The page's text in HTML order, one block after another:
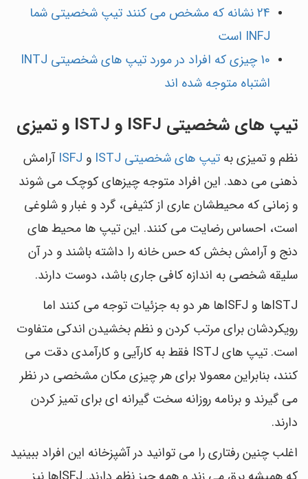
24 نشانه که مشخص می کنند تیپ شخصیتی شما
INFJ است
10 چیزی که افراد در مورد تیپ های شخصیتی INTJ
اشتباه متوجه شده اند
تیپ های شخصیتی ISFJ و ISTJ و تمیزی
نظم و تمیزی به تیپ های شخصیتی ISTJ و ISFJ آرامش
ذهنی می دهد. این افراد متوجه چیزهای کوچک می شوند
و زمانی که محیطشان عاری از کثیفی، گرد و غبار و شلوغی
است، احساس رضایت می کنند. این تیپ ها محیط های
دنج و آرامش بخش که حس خانه را داشته باشند و در آن
سلیقه شخصی به اندازه کافی جاری باشد، دوست دارند.
ISTJها و ISFJها هر دو به جزئیات توجه می کنند اما
رویکردشان برای مرتب کردن و نظم بخشیدن اندکی متفاوت
است. تیپ های ISTJ فقط به کارآیی و کارآمدی دقت می
کنند، بنابراین معمولا برای هر چیزی مکان مشخصی در نظر
می گیرند و برنامه روزانه سخت گیرانه ای برای تمیز کردن
دارند.
اغلب چنین رفتاری را می توانید در آشپزخانه این افراد ببینید